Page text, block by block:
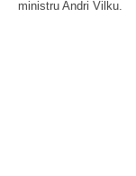
ministru Andri Vilku.